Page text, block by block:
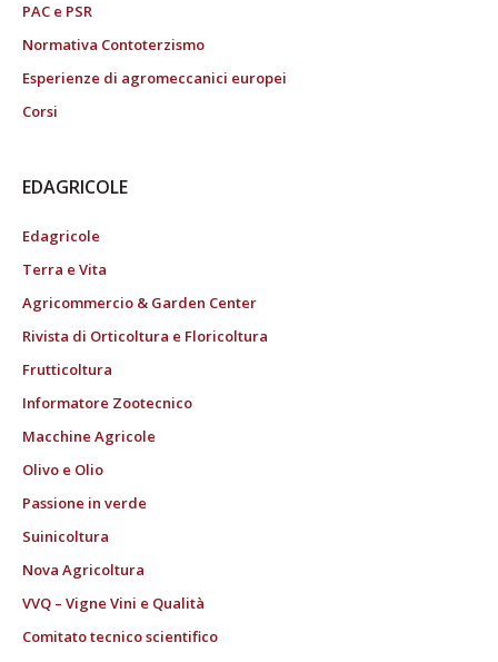
PAC e PSR
Normativa Contoterzismo
Esperienze di agromeccanici europei
Corsi
EDAGRICOLE
Edagricole
Terra e Vita
Agricommercio & Garden Center
Rivista di Orticoltura e Floricoltura
Frutticoltura
Informatore Zootecnico
Macchine Agricole
Olivo e Olio
Passione in verde
Suinicoltura
Nova Agricoltura
VVQ – Vigne Vini e Qualità
Comitato tecnico scientifico